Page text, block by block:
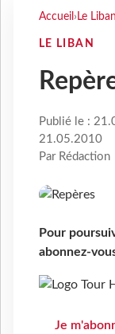
Accueil › Le Liban
LE LIBAN
Publié le :
21.05.2010
Par Rédaction
Pour
abonnez-
Je